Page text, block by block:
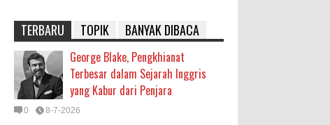
TERBARU TOPIK BANYAK DIBACA
George Blake, Pengkhianat
Terbesar dalam Sejarah Inggris
yang Kabur dari Penjara
0 8-7-2026